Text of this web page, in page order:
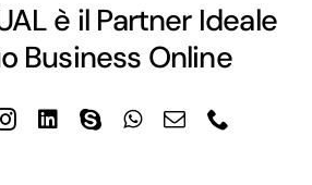
è il Partner Ideale
Business Online